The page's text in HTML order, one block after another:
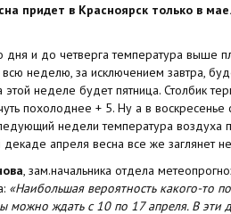
придет в Красноярск только в
дня и до четверга температура выше
неделю, за исключением завтра,
неделе будет пятница. Столбик
похолоднее + 5. Ну а в
недели температура воздуха
апреля весна все же заглянет
, зам.начальника отдела
«Наибольшая вероятность какого-то
можно ждать с 10 по 17 апреля. В эти